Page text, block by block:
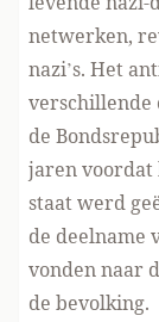
netwerken,
nazi’s. Het
verschillende
de
jaren voordat
staat werd
de deelname
vonden naar
de bevolking.